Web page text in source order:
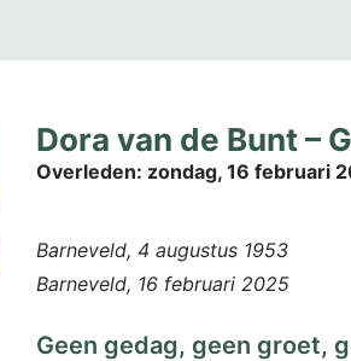
Dora van de Bunt –
Overleden: zondag, 16 februari
Barneveld, 4 augustus 1953
Barneveld, 16 februari 2025
Geen gedag, geen groet,